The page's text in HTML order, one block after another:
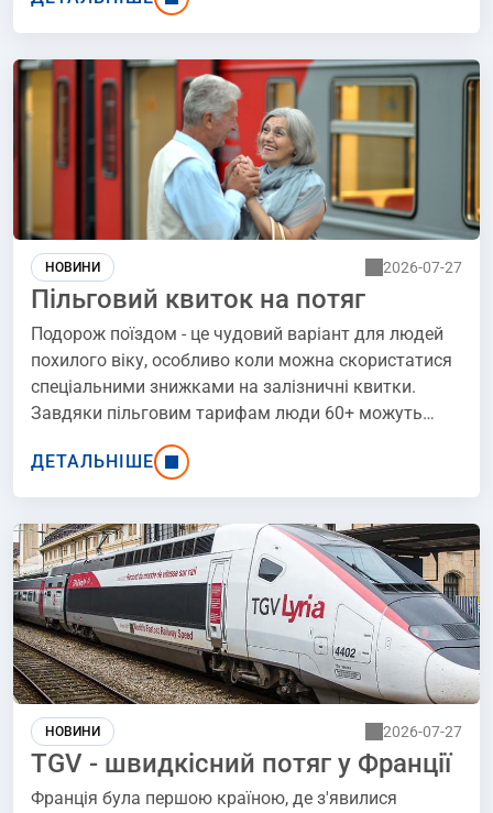
парків. Давайте дізнаємось, коли припадають
зимові канікули в Люблінському воєводстві у 2026
році та що варто побачити в регіоні. Пропонуємо
короткий огляд атракцій для дітей та дорослих!.
НОВИНИ 2026-07-27
Пільговий квиток на потяг
Подорож поїздом - це чудовий варіант для людей
похилого віку, особливо коли можна скористатися
спеціальними знижками на залізничні квитки.
Завдяки пільговим тарифам люди 60+ можуть
подорожувати Польщею дешевше. Які знижки
доступні для людей похилого віку? Які правила їх
надання та де найзручніше купувати квиток? Ця
стаття відповість на всі ваші запитання. Купуйте
свій пенсіонерський квиток PKP разом з нами!
ДЕТАЛЬНІШЕ
НОВИНИ 2026-07-27
TGV - швидкісний потяг у Франції
Франція була першою країною, де з'явилися